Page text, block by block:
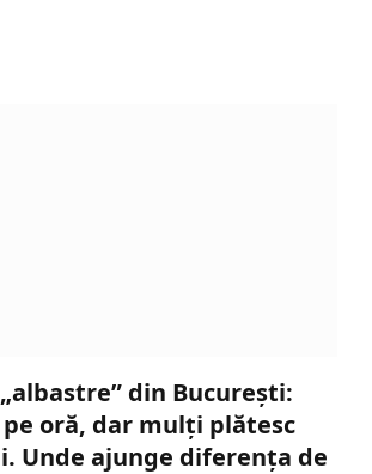
din București:
pe oră, dar mulți plătesc
Unde ajunge diferența de